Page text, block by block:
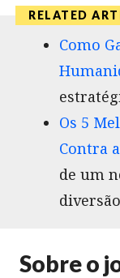
Como
Os 5
Contra
de um
diversão
Sobre o